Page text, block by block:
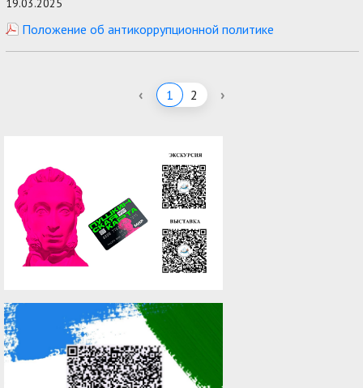
Положение об антикоррупционной политике
‹ 1 2 ›